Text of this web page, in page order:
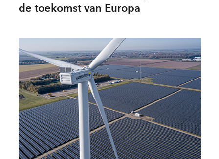
de toekomst van Europa